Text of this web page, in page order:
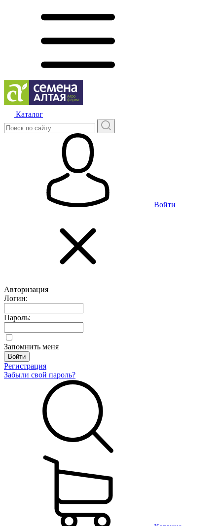
Каталог
Войти
Авторизация
Логин:
Пароль:
Запомнить меня
Регистрация
Забыли свой пароль?